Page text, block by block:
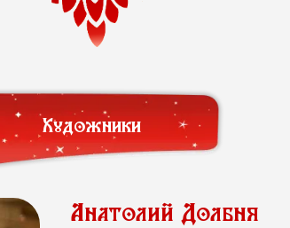
Художники
Анатолий Долбня